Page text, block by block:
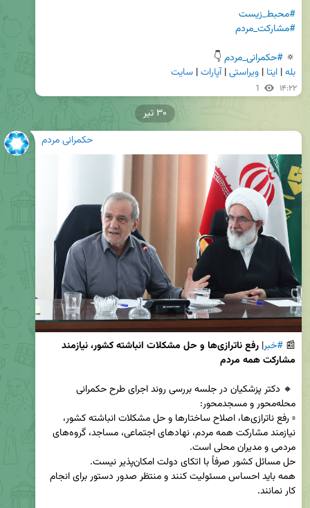
#محبط_زیست
#مشارکت_مردم
🔅 #حکمرانی_مردم 👇
بله | ایتا | ویراستی | آپارات | سایت
1 ۱۴:۲۲
حکمرانی مردم
📰 #خبر|
مشارکت همه مردم
۳۰ تیر